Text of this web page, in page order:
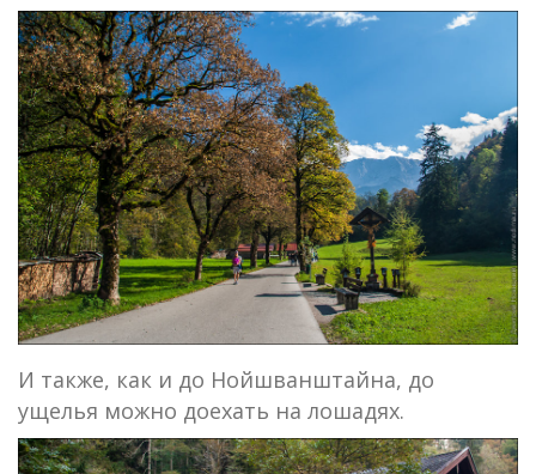
И также, как и до Нойшванштайна, до
ущелья можно доехать на лошадях.